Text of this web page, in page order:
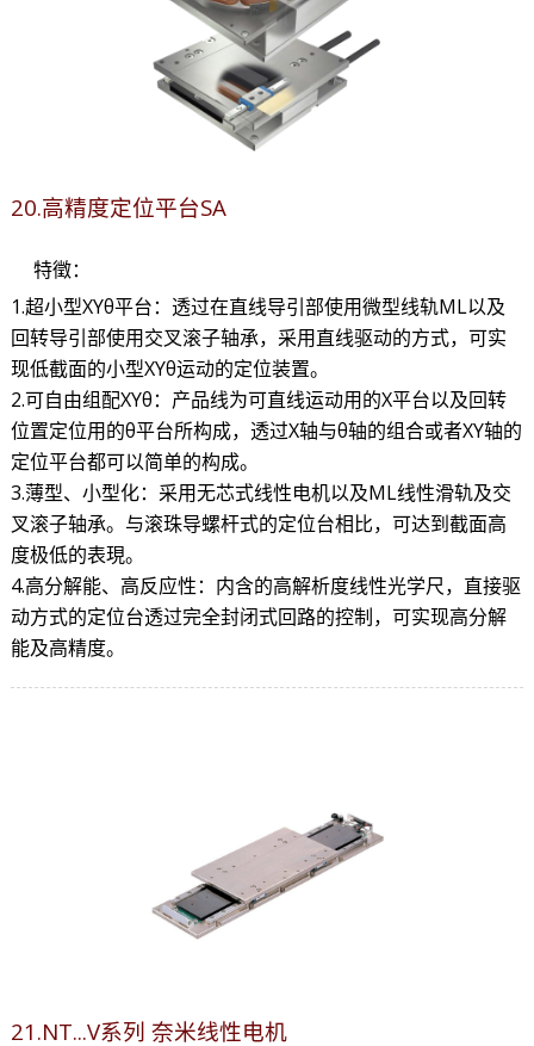
20.高精度定位平台SA
特徵：
1.超小型XYθ平台：透过在直线导引部使用微型线轨ML以及
回转导引部使用交叉滚子轴承，采用直线驱动的方式，可实
现低截面的小型XYθ运动的定位装置。
2.可自由组配XYθ：产品线为可直线运动用的X平台以及回转
位置定位用的θ平台所构成，透过X轴与θ轴的组合或者XY轴的
定位平台都可以简单的构成。
3.薄型、小型化：采用无芯式线性电机以及ML线性滑轨及交
叉滚子轴承。与滚珠导螺杆式的定位台相比，可达到截面高
度极低的表現。
4.高分解能、高反应性：内含的高解析度线性光学尺，直接驱
动方式的定位台透过完全封闭式回路的控制，可实现高分解
能及高精度。
21.NT...V系列 奈米线性电机